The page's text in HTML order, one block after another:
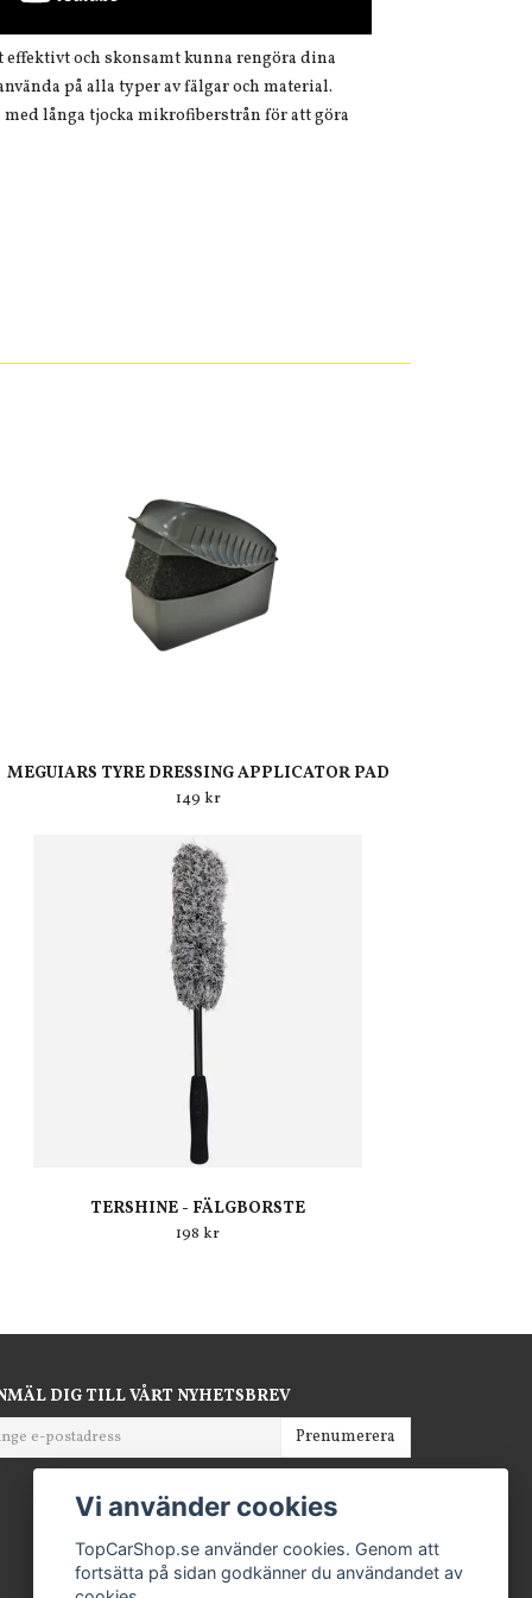
och skonsamt kunna rengöra dina
på alla typer av fälgar och material.
långa tjocka mikrofiberstrån för att göra
MEGUIARS TYRE DRESSING APPLICATOR PAD
149 kr
TERSHINE - FÄLGBORSTE
198 kr
DIG TILL VÅRT NYHETSBREV
Prenumerera
Vi använder cookies
TopCarShop.se använder cookies. Genom att
fortsätta på sidan godkänner du användandet av